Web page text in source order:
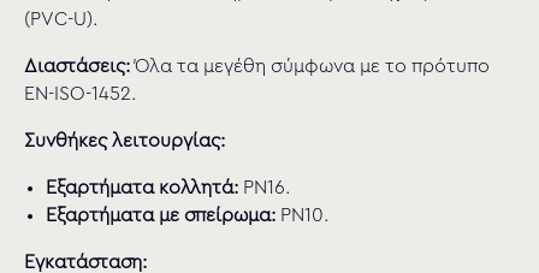
(PVC-U).
Διαστάσεις:Όλα τα μεγέθη σύμφωνα με το πρότυπο
EN-ISO-1452.
Συνθήκες λειτουργίας:
Εξαρτήματα κολλητά: PN16.
Εξαρτήματα με σπείρωμα: PN10.
Εγκατάσταση: